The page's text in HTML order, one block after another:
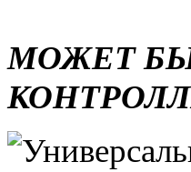
МОЖЕТ